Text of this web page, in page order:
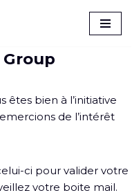
êtes bien à l’initiative
de l’intérêt
ci pour valider votre
votre boite mail.